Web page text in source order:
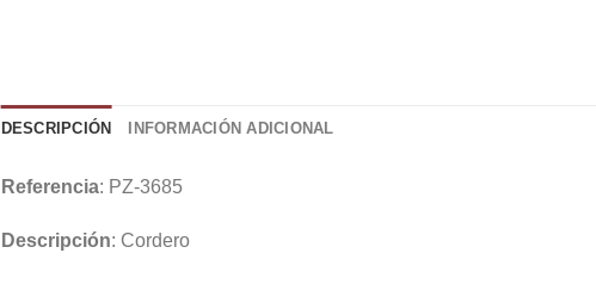
DESCRIPCIÓN INFORMACIÓN ADICIONAL
Referencia: PZ-3685
Descripción: Cordero